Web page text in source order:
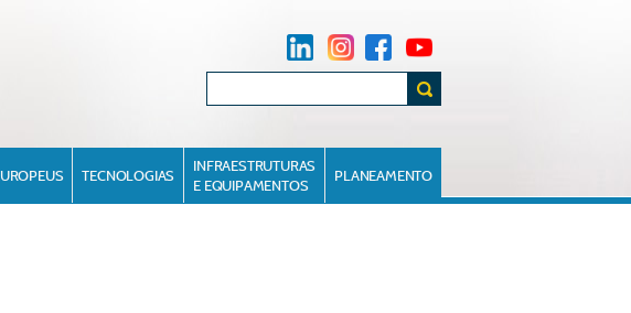
TECNOLOGIAS
INFRAESTRUTURAS
E EQUIPAMENTOS
PLANEAMENTO